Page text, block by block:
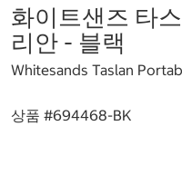
화이트샌즈 타
리안 - 블랙
Whitesands Taslan
상품 #694468-BK